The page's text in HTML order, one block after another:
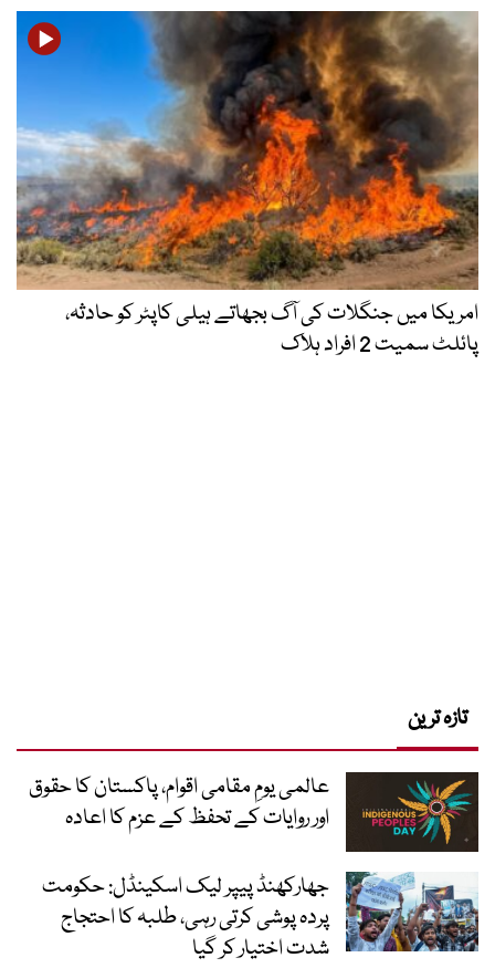
امریکا میں جنگلات کی آگ بجھاتے ہیلی کاپٹر کو حادثہ،
پائلٹ سمیت 2 افراد ہلاک
تازہ ترین
عالمی یومِ مقامی اقوام، پاکستان کا حقوق
اور روایات کے تحفظ کے عزم کا اعادہ
جھارکھنڈ پیپر لیک اسکینڈل: حکومت
پردہ پوشی کرتی رہی، طلبہ کا احتجاج
شدت اختیار کر گیا